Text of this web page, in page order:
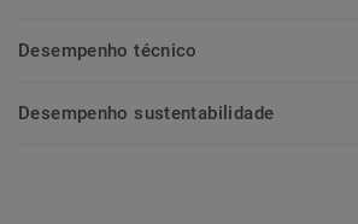
Desempenho técnico
Desempenho sustentabilidade